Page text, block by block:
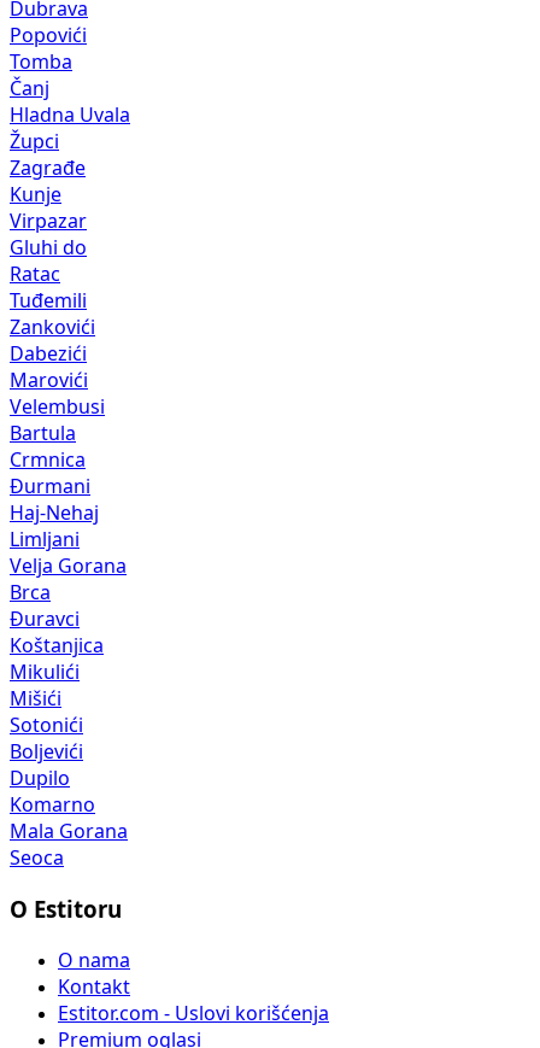
Dubrava
Popovići
Tomba
Čanj
Hladna Uvala
Župci
Zagrađe
Kunje
Virpazar
Gluhi do
Ratac
Tuđemili
Zankovići
Dabezići
Marovići
Velembusi
Bartula
Crmnica
Đurmani
Haj-Nehaj
Limljani
Velja Gorana
Brca
Đuravci
Koštanjica
Mikulići
Mišići
Sotonići
Boljevići
Dupilo
Komarno
Mala Gorana
Seoca
O Estitoru
O nama
Kontakt
Estitor.com - Uslovi korišćenja
Premium oglasi